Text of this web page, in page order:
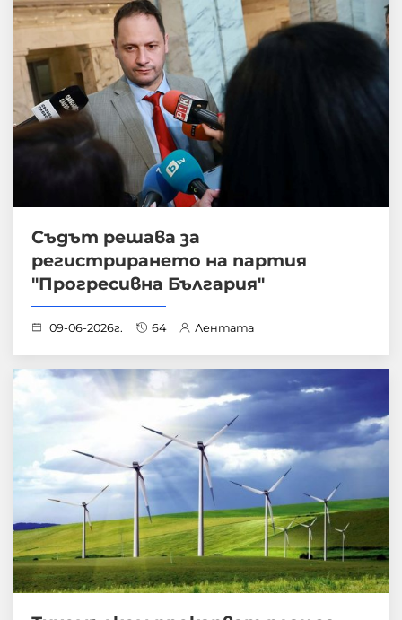
Съдът решава за
регистрирането на партия
"Прогресивна България"
09-06-2026г. 64 Лентата